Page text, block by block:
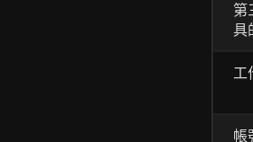
第
具
工
帳